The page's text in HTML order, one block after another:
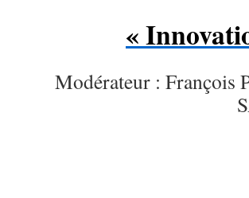
«
Modérateur : François